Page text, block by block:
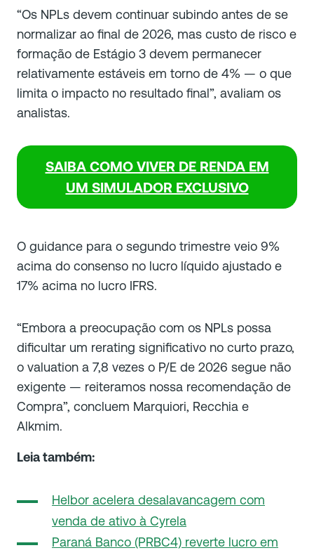
“Os NPLs devem continuar subindo antes de se
normalizar ao final de 2026, mas custo de risco e
formação de Estágio 3 devem permanecer
relativamente estáveis em torno de 4% — o que
limita o impacto no resultado final”, avaliam os
analistas.
SAIBA COMO VIVER DE RENDA EM
UM SIMULADOR EXCLUSIVO
O guidance para o segundo trimestre veio 9%
acima do consenso no lucro líquido ajustado e
17% acima no lucro IFRS.
“Embora a preocupação com os NPLs possa
dificultar um rerating significativo no curto prazo,
o valuation a 7,8 vezes o P/E de 2026 segue não
exigente — reiteramos nossa recomendação de
Compra”, concluem Marquiori, Recchia e
Alkmim.
Leia também:
Helbor acelera desalavancagem com
venda de ativo à Cyrela
Paraná Banco (PRBC4) reverte lucro em